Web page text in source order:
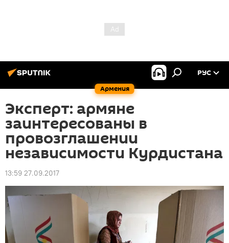
Армения
РУС
Эксперт: армяне
заинтересованы в
провозглашении
независимости Курдистана
13:59 27.09.2017